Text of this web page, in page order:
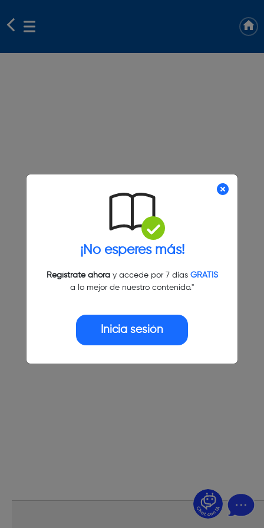
¡No esperes más!
Regístrate ahoray accede por 7 días GRATIS
a lo mejor de nuestro contenido."
Inicia sesión